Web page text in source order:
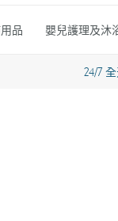
品 嬰兒護理及沐
24/7